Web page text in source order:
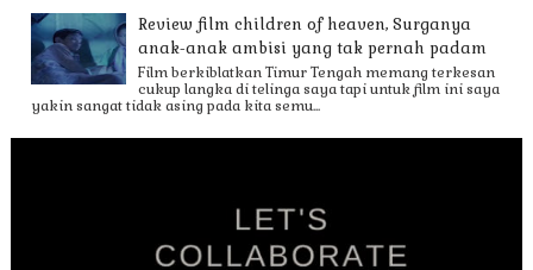
Review film children of heaven, Surganya
anak-anak ambisi yang tak pernah padam
Film berkiblatkan Timur Tengah memang terkesan
cukup langka di telinga saya tapi untuk film ini saya
yakin sangat tidak asing pada kita semu...